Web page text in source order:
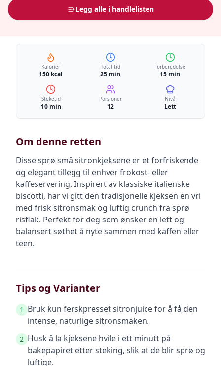
Legg alle i handlelisten
Kalorier
150 kcal
Total tid
25 min
Forberedelse
15 min
Steketid
10 min
Porsjoner
12
Nivå
Lett
Om denne retten
Disse sprø små sitronkjeksene er et forfriskende
og elegant tillegg til enhver frokost- eller
kaffeservering. Inspirert av klassiske italienske
biscotti, har vi gitt den tradisjonelle kjeksen en vri
med frisk sitronsmak og luftig crunch fra sprø
risflak. Perfekt for deg som ønsker en lett og
balansert søthet å nyte sammen med kaffen eller
teen.
Tips og Varianter
1
Bruk kun ferskpresset sitronjuice for å få den
intense, naturlige sitronsmaken.
2 Husk å la kjeksene hvile i ett minutt på
bakepapiret etter steking, slik at de blir sprø og
luftige.